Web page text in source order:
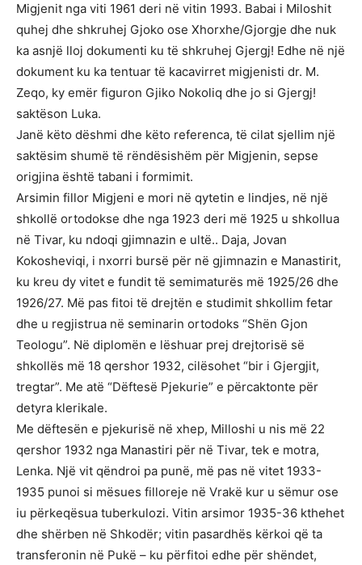
Migjenit nga viti 1961 deri në vitin 1993. Babai i Miloshit
quhej dhe shkruhej Gjoko ose Xhorxhe/Gjorgje dhe nuk
ka asnjë lloj dokumenti ku të shkruhej Gjergj! Edhe në një
dokument ku ka tentuar të kacavirret migjenisti dr. M.
Zeqo, ky emër figuron Gjiko Nokoliq dhe jo si Gjergj!
saktëson Luka.
Janë këto dëshmi dhe këto referenca, të cilat sjellim një
saktësim shumë të rëndësishëm për Migjenin, sepse
origjina është tabani i formimit.
Arsimin fillor Migjeni e mori në qytetin e lindjes, në një
shkollë ortodokse dhe nga 1923 deri më 1925 u shkollua
në Tivar, ku ndoqi gjimnazin e ultë.. Daja, Jovan
Kokosheviqi, i nxorri bursë për në gjimnazin e Manastirit,
ku kreu dy vitet e fundit të semimaturës më 1925/26 dhe
1926/27. Më pas fitoi të drejtën e studimit shkollim fetar
dhe u regjistrua në seminarin ortodoks “Shën Gjon
Teologu”. Në diplomën e lëshuar prej drejtorisë së
shkollës më 18 qershor 1932, cilësohet “bir i Gjergjit,
tregtar”. Me atë “Dëftesë Pjekurie” e përcaktonte për
detyra klerikale.
Me dëftesën e pjekurisë në xhep, Milloshi u nis më 22
qershor 1932 nga Manastiri për në Tivar, tek e motra,
Lenka. Një vit qëndroi pa punë, më pas në vitet 1933-
1935 punoi si mësues filloreje në Vrakë kur u sëmur ose
iu përkeqësua tuberkulozi. Vitin arsimor 1935-36 kthehet
dhe shërben në Shkodër; vitin pasardhës kërkoi që ta
transferonin në Pukë – ku përfitoi edhe për shëndet,